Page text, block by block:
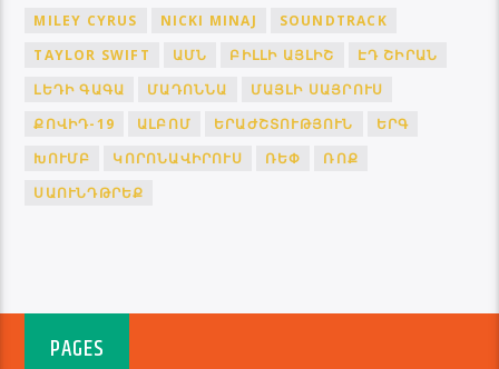
MILEY CYRUS
NICKI MINAJ
SOUNDTRACK
TAYLOR SWIFT
ԱՄՆ ԲԻԼԼԻ ԱՅԼԻՇ
ԷԴ ՇԻՐԱՆ
ԼԵԴԻ ԳԱԳԱ
ՄԱԴՈՆՆԱ
ՄԱՅԼԻ ՍԱՅՐՈՒՍ
ՔՈՎԻԴ-19
ԱԼԲՈՄ ԵՐԱԺՇՏՈՒԹՅՈՒՆ
ԵՐԳ
ԽՈՒՄԲ
ԿՈՐՈՆԱՎԻՐՈՒՍ ՌԵՓ
ՌՈՔ
ՍԱՈՒՆԴԹՐԵՔ
PAGES